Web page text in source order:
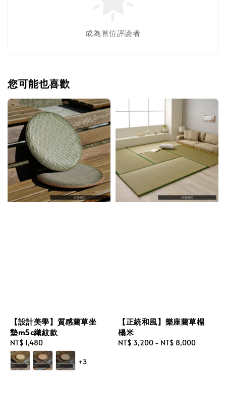
成為首位評論者
您可能也喜歡
【設計美學】質感藺草坐
墊m5c織紋款
Regular
price
NT$ 1,480
+3
【正統和風】樂座藺草榻
榻米
Regular
NT$ 3,200 - NT$ 8,000